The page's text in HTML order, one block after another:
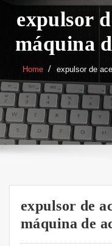
expulsor
máquina
Home expulsor de
expulsor de
máquina de